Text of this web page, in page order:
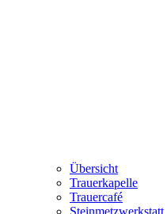
Übersicht
Trauerkapelle
Trauercafé